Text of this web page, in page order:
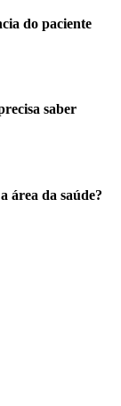
do paciente
saber
área da saúde?